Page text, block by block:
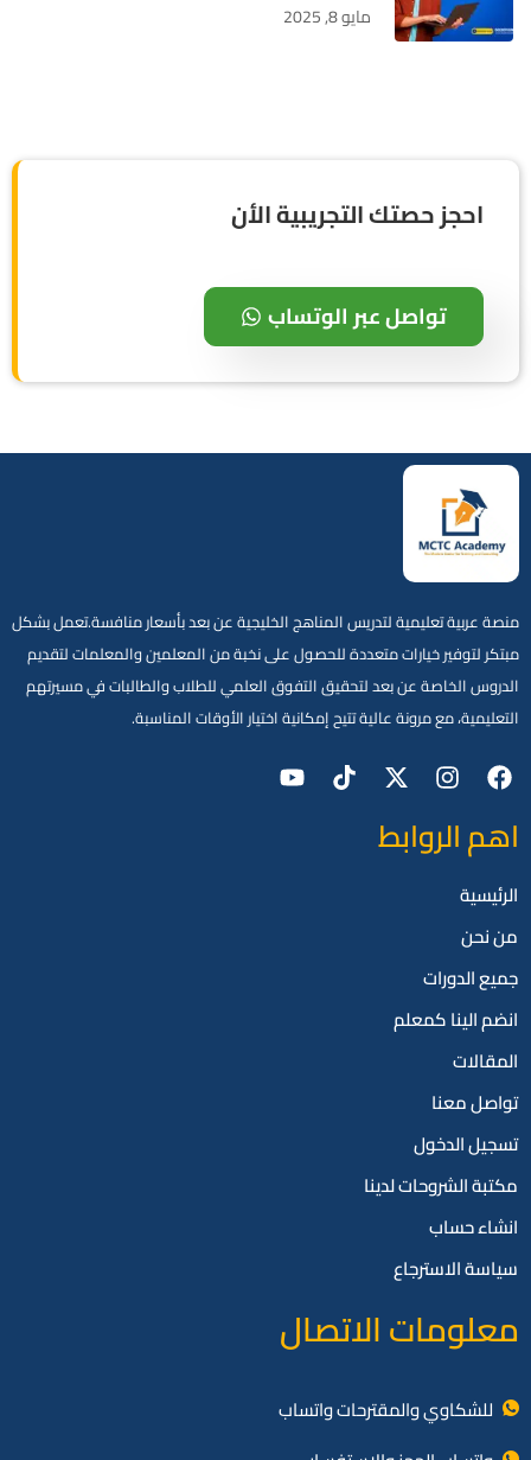
مايو 8, 2025
احجز حصتك التجريبية الأن
تواصل عبر الوتساب
منصة عربية تعليمية لتدريس المناهج الخليجية عن بعد بأسعار منافسة.تعمل بشكل
مبتكر لتوفير خيارات متعددة للحصول على نخبة من المعلمين والمعلمات لتقديم
الدروس الخاصة عن بعد لتحقيق التفوق العلمي للطلاب والطالبات في مسيرتهم
التعليمية، مع مرونة عالية تتيح إمكانية اختيار الأوقات المناسبة.
اهم الروابط
الرئيسية
من نحن
جميع الدورات
انضم الينا كمعلم
المقالات
تواصل معنا
تسجيل الدخول
مكتبة الشروحات لدينا
انشاء حساب
سياسة الاسترجاع
معلومات الاتصال
للشكاوي والمقترحات واتساب